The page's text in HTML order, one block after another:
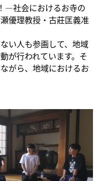
―社会におけるお寺の
優理教授・古莊匡義准
い人も参画して、地域
が行われています。そ
がら、地域におけるお